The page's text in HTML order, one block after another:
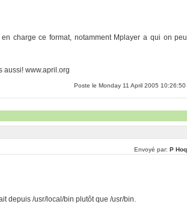
charge ce format, notamment Mplayer a qui on
aussi! www.april.org
Poste le Monday 11 April 2005 10:26:50
Envoyé par: P
depuis /usr/local/bin plutôt que /usr/bin.